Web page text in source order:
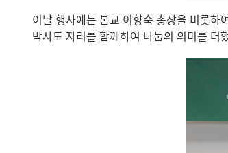
이날 행사에는 본교 이향숙 총장을 비롯하
박사도 자리를 함께하여 나눔의 의미를 더